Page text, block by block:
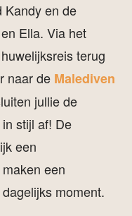
Kandy en de
Ella. Via het
terug
naar de Malediven
jullie de
stijl af! De
een
een
moment.